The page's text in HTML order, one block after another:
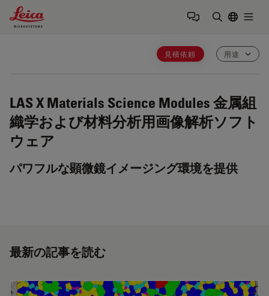
Leica Microsystems Logo
見積依頼 用途
LAS X Materials Science Modules 金属組
織学および材料分析用画像解析ソフト
ウェア
パワフルな顕微鏡イメージング環境を提供
最新の記事を読む